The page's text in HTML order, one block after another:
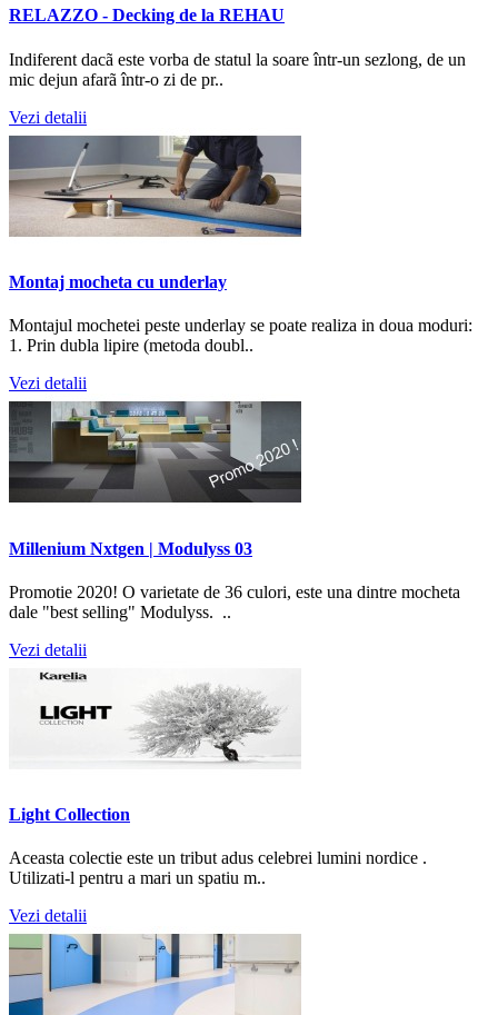
RELAZZO - Decking de la REHAU
Indiferent dacã este vorba de statul la soare într-un sezlong, de un
mic dejun afarã într-o zi de pr..
Vezi detalii
Montaj mocheta cu underlay
Montajul mochetei peste underlay se poate realiza in doua moduri:
1. Prin dubla lipire (metoda doubl..
Vezi detalii
Millenium Nxtgen | Modulyss 03
Promotie 2020! O varietate de 36 culori, este una dintre mocheta
dale "best selling" Modulyss. ..
Vezi detalii
Light Collection
Aceasta colectie este un tribut adus celebrei lumini nordice .
Utilizati-l pentru a mari un spatiu m..
Vezi detalii